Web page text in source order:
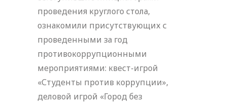
проведения круглого стола,
ознакомили присутствующих с
проведенными за год
противокоррупционными
мероприятиями: квест-игрой
«Студенты против коррупции»,
деловой игрой «Город без